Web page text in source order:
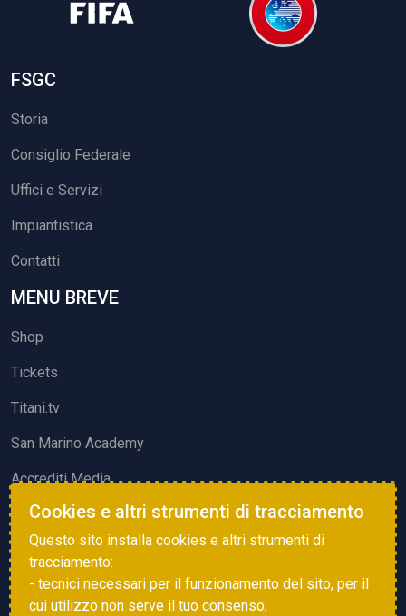
FSGC
Storia
Consiglio Federale
Uffici e Servizi
Impiantistica
Contatti
MENU BREVE
Shop
Tickets
Titani.tv
San Marino Academy
Accrediti Media
ATTIVITÀ ED EVENTI
Squadre di Calcio
Associazione Sammarinese Arbitri
Cookies e altri strumenti di tracciamento
Questo sito installa cookies e altri strumenti di
tracciamento:
- tecnici necessari per il funzionamento del sito, per il
cui utilizzo non serve il tuo consenso;